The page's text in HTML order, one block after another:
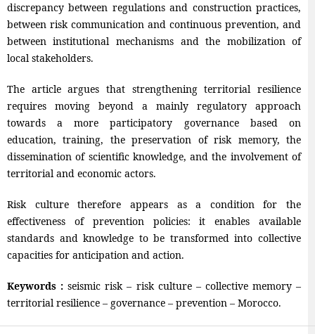
discrepancy between regulations and construction practices,
between risk communication and continuous prevention, and
between institutional mechanisms and the mobilization of
local stakeholders.
The article argues that strengthening territorial resilience
requires moving beyond a mainly regulatory approach
towards a more participatory governance based on
education, training, the preservation of risk memory, the
dissemination of scientific knowledge, and the involvement of
territorial and economic actors.
Risk culture therefore appears as a condition for the
effectiveness of prevention policies: it enables available
standards and knowledge to be transformed into collective
capacities for anticipation and action.
Keywords :seismic risk – risk culture – collective memory –
territorial resilience – governance – prevention – Morocco.